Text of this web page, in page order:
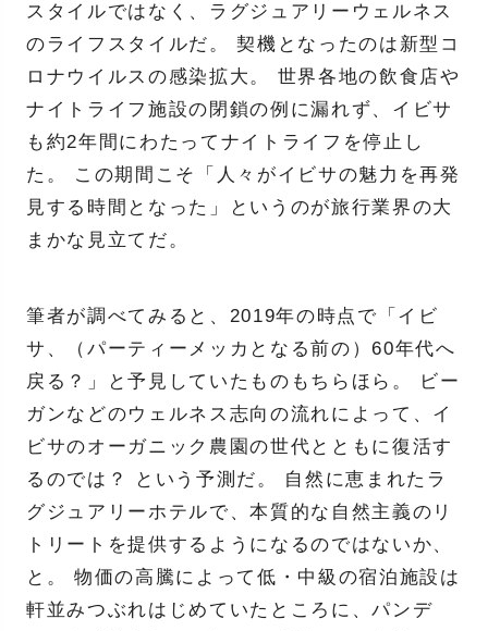
スタイルではなく、ラグジュアリーウェルネス
のライフスタイルだ。 契機となったのは新型コ
ロナウイルスの感染拡大。 世界各地の飲食店や
ナイトライフ施設の閉鎖の例に漏れず、イビサ
も約2年間にわたってナイトライフを停止し
た。 この期間こそ「人々がイビサの魅力を再発
見する時間となった」というのが旅行業界の大
まかな見立てだ。
筆者が調べてみると、2019年の時点で「イビ
サ、（パーティーメッカとなる前の）60年代へ
戻る？」と予見していたものもちらほら。 ビー
ガンなどのウェルネス志向の流れによって、イ
ビサのオーガニック農園の世代とともに復活す
るのでは？ という予測だ。 自然に恵まれたラ
グジュアリーホテルで、本質的な自然主義のリ
トリートを提供するようになるのではないか、
と。 物価の高騰によって低・中級の宿泊施設は
軒並みつぶれはじめていたところに、パンデ